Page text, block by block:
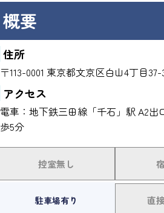
概要
住所
〒113-0001 東京都文京区白山4丁目37-
アクセス
電車：地下鉄三田線「千石」駅 A2
歩5分
控室無し
駐車場有り 直